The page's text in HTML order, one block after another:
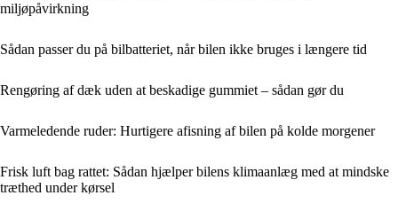
miljøpåvirkning
Sådan passer du på bilbatteriet, når bilen ikke bruges i længere tid
Rengøring af dæk uden at beskadige gummiet – sådan gør du
Varmeledende ruder: Hurtigere afisning af bilen på kolde morgener
Frisk luft bag rattet: Sådan hjælper bilens klimaanlæg med at mindske
træthed under kørsel